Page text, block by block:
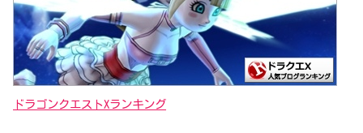
ドラゴンクエストXランキング